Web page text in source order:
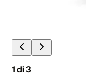
1di3